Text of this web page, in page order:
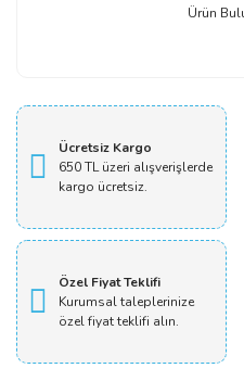
Ürün
Ücretsiz Kargo
650 TL üzeri alışverişlerde
kargo ücretsiz.
Özel Fiyat Teklifi
Kurumsal taleplerinize
özel fiyat teklifi alın.